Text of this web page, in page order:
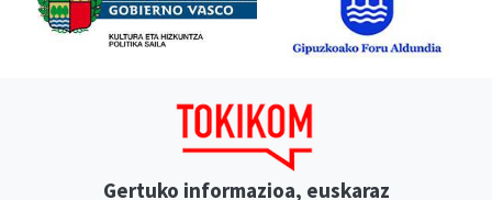
Gertuko informazioa, euskaraz